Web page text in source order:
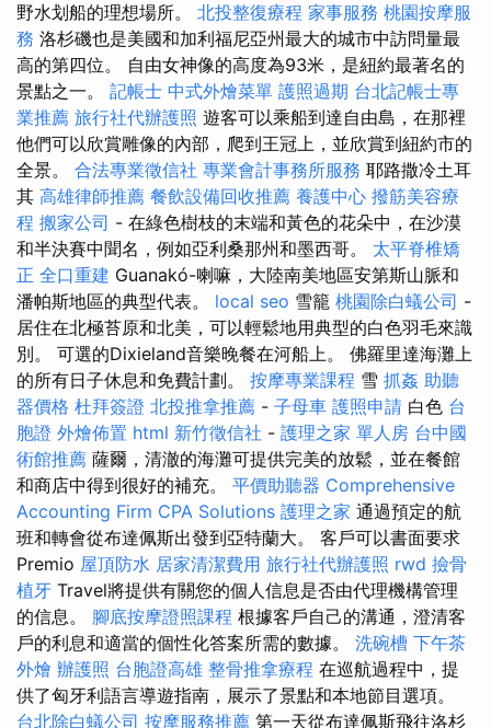
野水划船的理想場所。 北投整復療程 家事服務 桃園按摩服
務 洛杉磯也是美國和加利福尼亞州最大的城市中訪問量最
高的第四位。 自由女神像的高度為93米，是紐約最著名的
景點之一。 記帳士 中式外燴菜單 護照過期 台北記帳士專
業推薦 旅行社代辦護照 遊客可以乘船到達自由島，在那裡
他們可以欣賞雕像的內部，爬到王冠上，並欣賞到紐約市的
全景。 合法專業徵信社 專業會計事務所服務 耶路撒冷土耳
其 高雄律師推薦 餐飲設備回收推薦 養護中心 撥筋美容療
程 搬家公司 - 在綠色樹枝的末端和黃色的花朵中，在沙漠
和半決賽中聞名，例如亞利桑那州和墨西哥。 太平脊椎矯
正 全口重建 Guanakó-喇嘛，大陸南美地區安第斯山脈和
潘帕斯地區的典型代表。 local seo 雪籠 桃園除白蟻公司 -
居住在北極苔原和北美，可以輕鬆地用典型的白色羽毛來識
別。 可選的Dixieland音樂晚餐在河船上。 佛羅里達海灘上
的所有日子休息和免費計劃。 按摩專業課程 雪 抓姦 助聽
器價格 杜拜簽證 北投推拿推薦 - 子母車 護照申請 白色 台
胞證 外燴佈置 html 新竹徵信社 - 護理之家 單人房 台中國
術館推薦 薩爾，清澈的海灘可提供完美的放鬆，並在餐館
和商店中得到很好的補充。 平價助聽器 Comprehensive
Accounting Firm CPA Solutions 護理之家 通過預定的航
班和轉會從布達佩斯出發到亞特蘭大。 客戶可以書面要求
Premio 屋頂防水 居家清潔費用 旅行社代辦護照 rwd 撿骨
植牙 Travel將提供有關您的個人信息是否由代理機構管理
的信息。 腳底按摩證照課程 根據客戶自己的溝通，澄清客
戶的利息和適當的個性化答案所需的數據。 洗碗槽 下午茶
外燴 辦護照 台胞證高雄 整骨推拿療程 在巡航過程中，提
供了匈牙利語言導遊指南，展示了景點和本地節目選項。
台北除白蟻公司 按摩服務推薦 第一天從布達佩斯飛往洛杉